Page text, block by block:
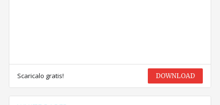
Scaricalo gratis! DOWNLOAD